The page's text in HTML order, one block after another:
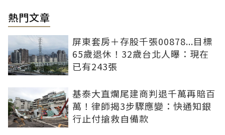
熱門文章
屏東套房＋存股千張00878...目標
65歲退休！32歲台北人曝：現在
已有243張
基泰大直爛尾建商判退千萬再賠百
萬！律師揭3步驟應變：快通知銀
行止付搶救自備款